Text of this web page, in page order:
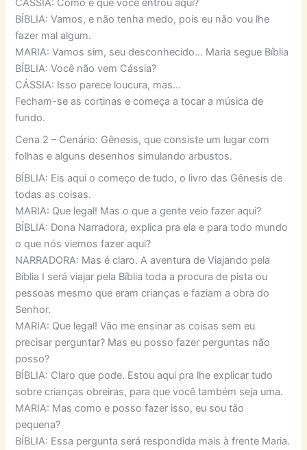
CÁSSIA: Como é que você entrou aqui?
BÍBLIA: Vamos, e não tenha medo, pois eu não vou lhe
fazer mal algum.
MARIA: Vamos sim, seu desconhecido… Maria segue Bíblia
BÍBLIA: Você não vem Cássia?
CÁSSIA: Isso parece loucura, mas…
Fecham-se as cortinas e começa a tocar a música de
fundo.
Cena 2 – Cenário: Gênesis, que consiste um lugar com
folhas e alguns desenhos simulando arbustos.
BÍBLIA: Eis aqui o começo de tudo, o livro das Gênesis de
todas as coisas.
MARIA: Que legal! Mas o que a gente veio fazer aqui?
BÍBLIA: Dona Narradora, explica pra ela e para todo mundo
o que nós viemos fazer aqui?
NARRADORA: Mas é claro. A aventura de Viajando pela
Bíblia I será viajar pela Bíblia toda a procura de pista ou
pessoas mesmo que eram crianças e faziam a obra do
Senhor.
MARIA: Que legal! Vão me ensinar as coisas sem eu
precisar perguntar? Mas eu posso fazer perguntas não
posso?
BÍBLIA: Claro que pode. Estou aqui pra lhe explicar tudo
sobre crianças obreiras, para que você também seja uma.
MARIA: Mas como e posso fazer isso, eu sou tão
pequena?
BÍBLIA: Essa pergunta será respondida mais à frente Maria.